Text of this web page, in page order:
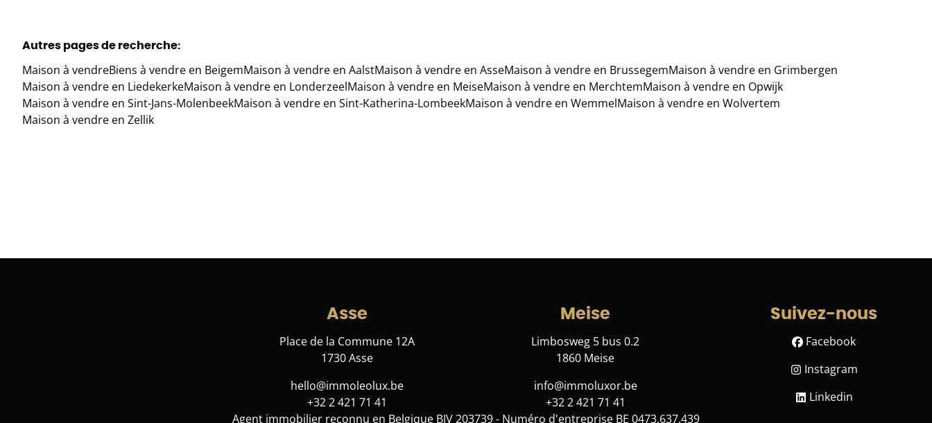
Autres pages de recherche:
Maison à vendreBiens à vendre en BeigemMaison à vendre en AalstMaison à vendre en AsseMaison à vendre en BrussegemMaison à vendre en Grimbergen
Maison à vendre en LiedekerkeMaison à vendre en LonderzeelMaison à vendre en MeiseMaison à vendre en MerchtemMaison à vendre en Opwijk
Maison à vendre en Sint-Jans-MolenbeekMaison à vendre en Sint-Katherina-LombeekMaison à vendre en WemmelMaison à vendre en Wolvertem
Maison à vendre en Zellik
Asse
Place de la Commune 12A
1730 Asse
hello@immoleolux.be
+32 2 421 71 41
Meise
Limbosweg 5 bus 0.2
1860 Meise
info@immoluxor.be
+32 2 421 71 41
Suivez-nous
Facebook
Instagram
Linkedin
Agent immobilier reconnu en Belgique BIV 203739 - Numéro d'entreprise BE 0473.637.439